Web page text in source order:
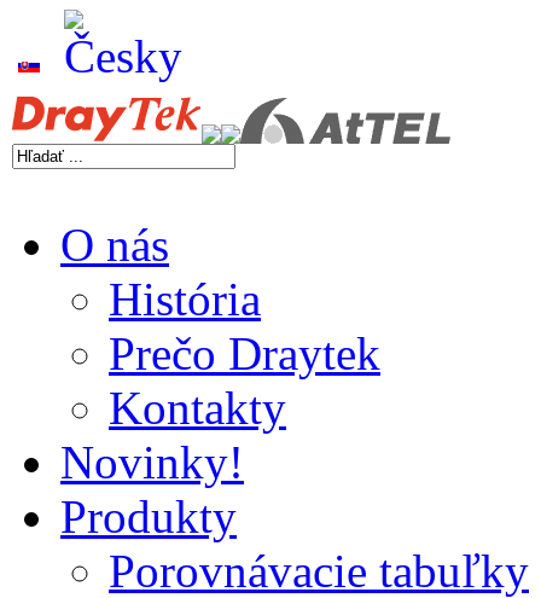
O nás
História
Prečo Draytek
Kontakty
Novinky!
Produkty
Porovnávacie tabuľky